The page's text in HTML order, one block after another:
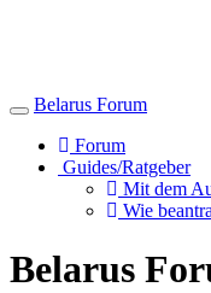
Toggle
navigation
Belarus Forum
Forum
Guides/Ratgeber
Mit dem
Wie
Belarus